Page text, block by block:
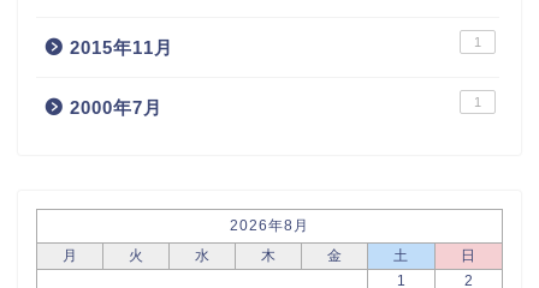
2015年11月 1
2000年7月 1
2026年8月
月
火 水 木 金 土
日
1
2